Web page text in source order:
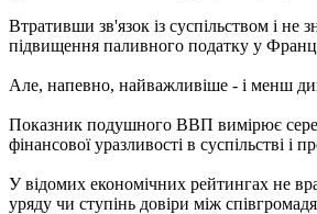
Втративши зв'язок із суспільством і не
підвищення паливного податку у
Але, напевно, найважливіше - і менш
Показник подушного ВВП вимірює
фінансової уразливості в суспільстві
У відомих економічних рейтингах не
уряду чи ступінь довіри між